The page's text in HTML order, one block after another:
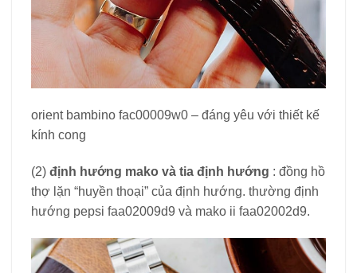
orient bambino fac00009w0 – đáng yêu với thiết kế
kính cong
(2) định hướng mako và tia định hướng : đồng hồ
thợ lặn “huyền thoại” của định hướng. thường định
hướng pepsi faa02009d9 và mako ii faa02002d9.